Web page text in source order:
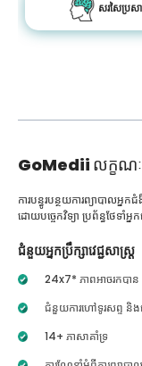
សរសៃប្រស
GoMedii លក្ខណ
ការបន្ធូរបន្ថយការព្យាបាលអ្
ដោយបច្ចេកវិទ្យា ប្រព័ន្ធថែទ
ជំនួយអ្នកប្រឹក្សាវេជ្ជសាស្ត្រ
24x7* ភាពអាចរកបាន
ជំនួយការហៅទូរសព្ទ និង
14+ ភាសាគាំទ្រ